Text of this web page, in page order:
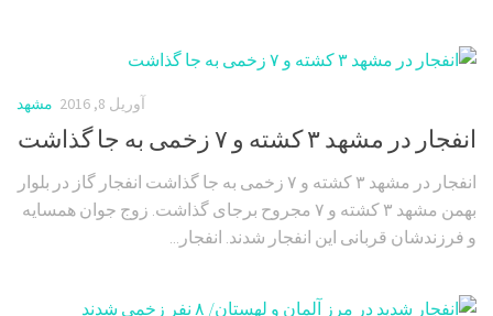
مشهد آوریل 8, 2016
انفجار در مشهد ۳ کشته و ۷ زخمی به جا گذاشت
انفجار در مشهد ۳ کشته و ۷ زخمی به جا گذاشت انفجار گاز در بلوار
بهمن مشهد ۳ کشته و ۷ مجروح برجای گذاشت. زوج جوان همسایه
و فرزندشان قربانی این انفجار شدند. انفجار...